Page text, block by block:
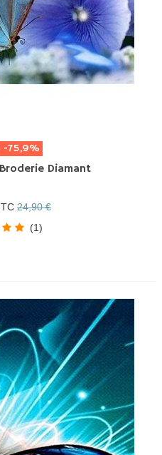
-75,9%
Diamant
24,90 €
(1)